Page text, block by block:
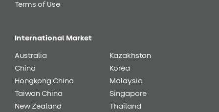
Terms of Use
International Market
Australia
China
Hongkong China
Taiwan China
New Zealand
Kazakhstan
Korea
Malaysia
Singapore
Thailand